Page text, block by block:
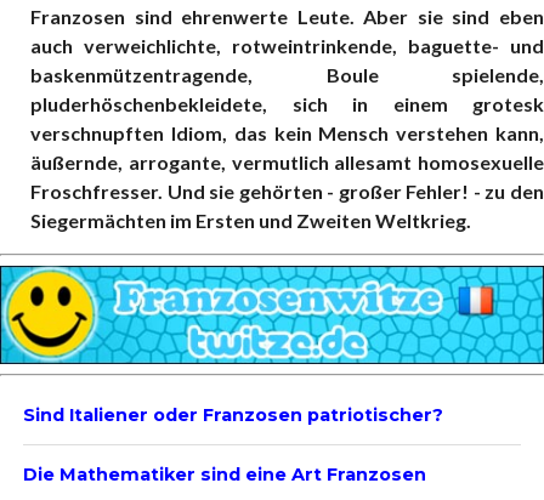
Franzosen sind ehrenwerte Leute. Aber sie sind eben
auch verweichlichte, rotweintrinkende, baguette- und
baskenmützentragende, Boule spielende,
pluderhöschenbekleidete, sich in einem grotesk
verschnupften Idiom, das kein Mensch verstehen kann,
äußernde, arrogante, vermutlich allesamt homosexuelle
Froschfresser. Und sie gehörten - großer Fehler! - zu den
Siegermächten im Ersten und Zweiten Weltkrieg.
Sind Italiener oder Franzosen patriotischer?
Die Mathematiker sind eine Art Franzosen